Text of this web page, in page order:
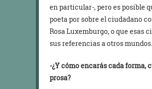
en particular-, pero es posible
poeta por sobre el ciudadano
Rosa Luxemburgo, o que esas
sus referencias a otros mundos.
-¿Y cómo encarás cada forma,
prosa?